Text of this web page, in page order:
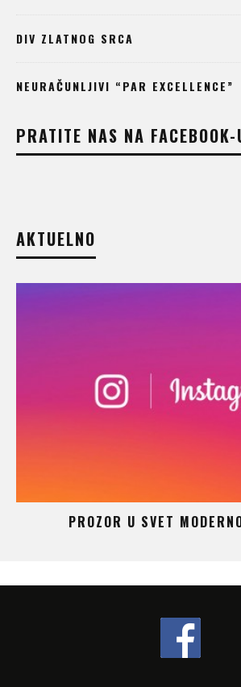
DIV ZLATNOG SRCA
NEURAČUNLJIVI “PAR EXCELLENCE”
PRATITE NAS NA FACEBOOK-
AKTUELNO
PROZOR U SVET